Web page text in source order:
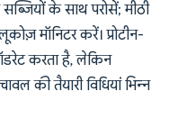
के साथ परोसें; मीठी
मॉनिटर करें। प्रोटीन-
करता है, लेकिन
की तैयारी विधियां भिन्न